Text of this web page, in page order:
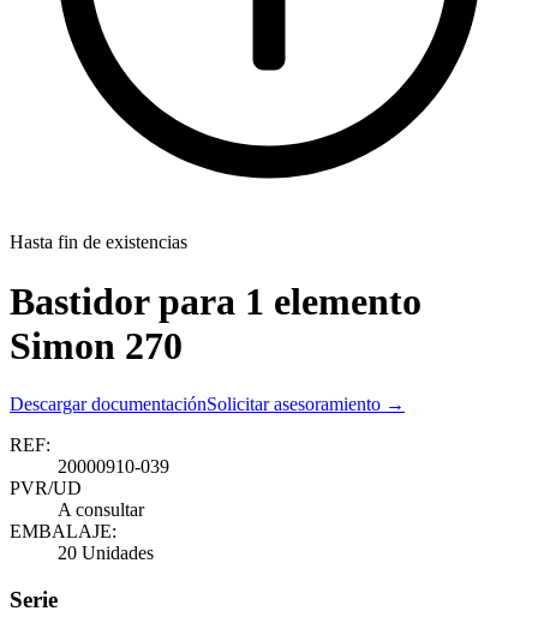
Hasta fin de existencias
Bastidor para 1 elemento
Simon 270
Descargar documentaciónSolicitar asesoramiento →
REF:
20000910-039
PVR/UD
A consultar
EMBALAJE:
20 Unidades
Serie